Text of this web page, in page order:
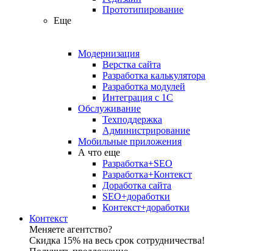
Прототипирование
Еще
Модернизация
Верстка сайта
Разработка калькулятора
Разработка модулей
Интеграция с 1С
Обслуживание
Техподдержка
Администрирование
Мобильные приложения
А что еще
Разработка+SEO
Разработка+Контекст
Доработка сайта
SEO+доработки
Контекст+доработки
Контекст
Меняете агентство?
Скидка 15% на весь срок сотрудничества!